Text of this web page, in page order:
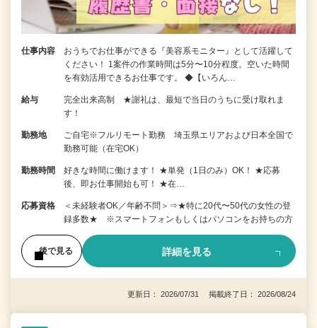
仕事内容
おうちでお仕事ができる『美容系モニター』として活躍して
ください！ 1案件の作業時間は5分〜10分程度。空いた時間
を有効活用できるお仕事です。 ◆【いろん…
給与
完全出来高制 ★謝礼は、最短で当日のうちに受け取れま
す！
勤務地
ご自宅※フルリモート勤務 埼玉県エリアおよび日本全国で
勤務可能（在宅OK）
勤務時間
好きな時間に働けます！ ★単発（1日のみ）OK！ ★応募
後、即お仕事開始も可！ ★在…
応募資格
＜未経験者OK／年齢不問＞⇒★特に20代〜50代の女性の登
録多数★ ※スマートフォンもしくはパソコンをお持ちの方
後で見る 詳細を見る
更新日： 2026/07/31 掲載終了日： 2026/08/24